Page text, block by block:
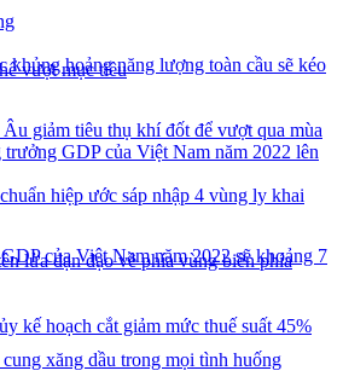
khủng hoảng năng lượng toàn cầu sẽ kéo
giảm tiêu thụ khí đốt để vượt qua mùa
hiệp ước sáp nhập 4 vùng ly khai
lửa đạn đạo về phía vùng biển phía
kế hoạch cắt giảm mức thuế suất 45%
vượt mục tiêu
GDP của Việt Nam năm 2022 lên
của Việt Nam năm 2022 sẽ khoảng 7
xăng dầu trong mọi tình huống